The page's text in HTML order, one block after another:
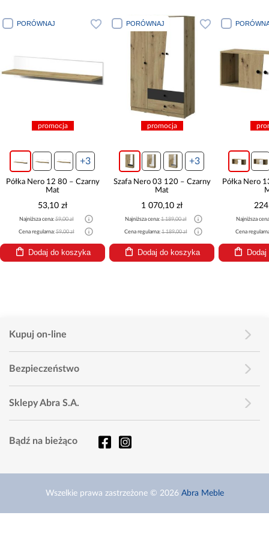
PORÓWNAJ
promocja
+3
Półka Nero 12 80 – Czarny
Mat
53,10 zł
Najniższa cena:59,00 zł
Cena regularna:59,00 zł
Dodaj do koszyka
PORÓWNAJ
promocja
+3
Szafa Nero 03 120 – Czarny
Mat
1 070,10 zł
Najniższa cena:1 189,00 zł
Cena regularna:1 189,00 zł
Dodaj do koszyka
Półka Nero
Najniższa
Cena
Kupuj on-line
Bezpieczeństwo
Sklepy Abra S.A.
Bądź na bieżąco
Wszelkie prawa zastrzeżone © 2026 Abra Meble